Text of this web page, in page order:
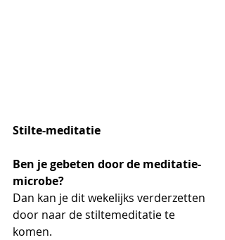
Stilte-meditatie
Ben je gebeten door de meditatie-
microbe?
Dan kan je dit wekelijks verderzetten
door naar de stiltemeditatie te
komen.